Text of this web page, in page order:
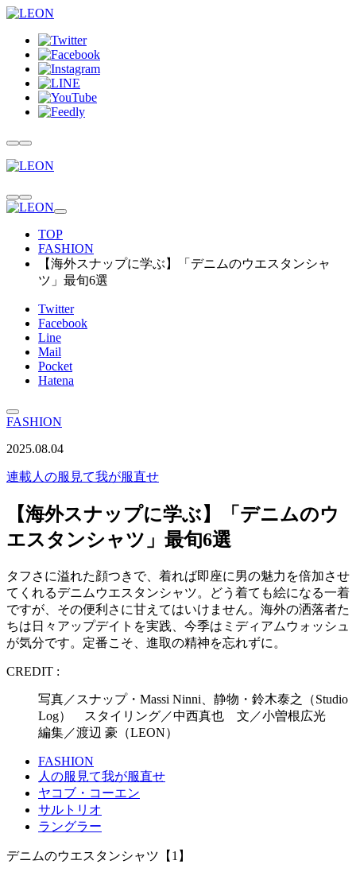
TOP
FASHION
【海外スナップに学ぶ】「デニムのウエスタンシャ
ツ」最旬6選
Twitter
Facebook
Line
Mail
Pocket
Hatena
FASHION
2025.08.04
連載人の服見て我が服直せ
【海外スナップに学ぶ】「デニムのウ
エスタンシャツ」最旬6選
タフさに溢れた顔つきで、着れば即座に男の魅力を倍加させ
てくれるデニムウエスタンシャツ。どう着ても絵になる一着
ですが、その便利さに甘えてはいけません。海外の洒落者た
ちは日々アップデイトを実践、今季はミディアムウォッシュ
が気分です。定番こそ、進取の精神を忘れずに。
CREDIT :
写真／スナップ・Massi Ninni、静物・鈴木泰之（Studio
Log） スタイリング／中西真也 文／小曽根広光
編集／渡辺 豪（LEON）
FASHION
人の服見て我が服直せ
ヤコブ・コーエン
サルトリオ
ラングラー
デニムのウエスタンシャツ【1】